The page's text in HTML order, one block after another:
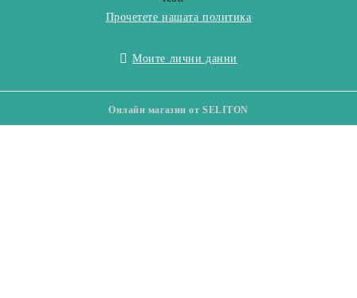
Прочетете нашата политика
Моите лични данни
Онлайн магазин от SELITON